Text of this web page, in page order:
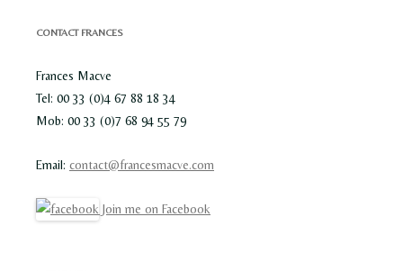
CONTACT FRANCES
Frances Macve
Tel: 00 33 (0)4 67 88 18 34
Mob: 00 33 (0)7 68 94 55 79
Email: contact@francesmacve.com
Join me on Facebook